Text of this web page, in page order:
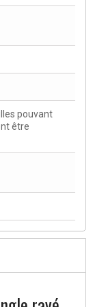
pouvant
être